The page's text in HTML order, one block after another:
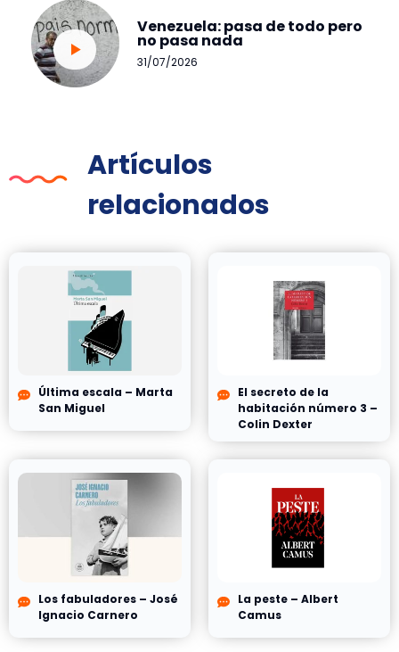
Venezuela: pasa de todo pero
no pasa nada
31/07/2026
Artículos
relacionados
Última escala – Marta
San Miguel
El secreto de la
habitación número 3 –
Colin Dexter
Los fabuladores – José
Ignacio Carnero
La peste – Albert
Camus